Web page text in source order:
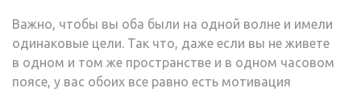
Важно, чтобы вы оба были на одной волне и имели
одинаковые цели. Так что, даже если вы не живете
в одном и том же пространстве и в одном часовом
поясе, у вас обоих все равно есть мотивация